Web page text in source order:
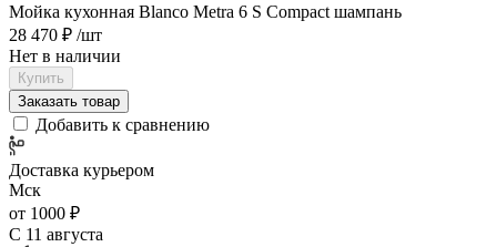
Мойка кухонная Blanco Metra 6 S Compact шампань
28 470 ₽ /шт
Нет в наличии
Купить
Заказать товар
Добавить к сравнению
Доставка курьером
Мск
от 1000 ₽
С 11 августа